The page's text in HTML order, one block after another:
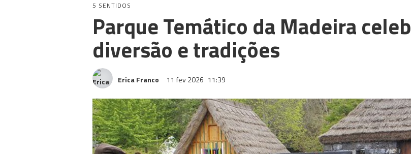
5 SENTIDOS
Parque Temático da Madeira
diversão e tradições
Erica Franco 11 fev 2026 11:39